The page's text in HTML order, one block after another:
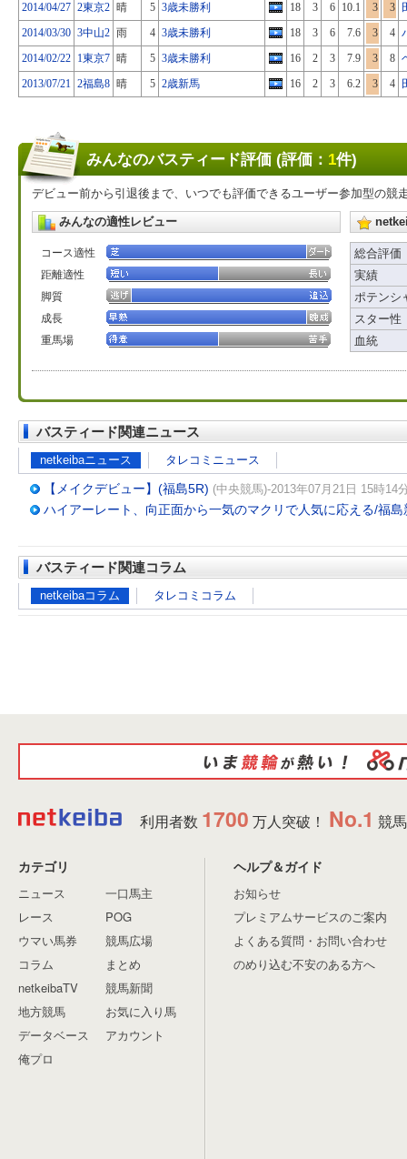
2014/04/27 2東京2 晴 5 3歳未勝利 18 3 6 10.1 3 3
2014/03/30 3中山2 雨 4 3歳未勝利 18 3 6 7.6 3 4
2014/02/22 1東京7 晴 5 3歳未勝利 16 2 3 7.9 3 8
2013/07/21 2福島8 晴 5 2歳新馬 16 2 3 6.2 3 4
みんなのバスティード評価 (評価： 1件)
デビュー前から引退後まで、いつでも評価できるユーザー参加型の競
みんなの適性レビュー
コース適性
距離適性
脚質
成長
重馬場
総合評価
実績
ポテンシ
スター性
血統
バスティード関連ニュース
netkeibaニュース タレコミニュース
【メイクデビュー】(福島5R) (中央競馬)-2013年07月21日 15時14
ハイアーレート、向正面から一気のマクリで人気に応える/福島
バスティード関連コラム
netkeibaコラム タレコミコラム
利用者数 1700 万人突破！ No.1 競
カテゴリ
ニュース
レース
ウマい馬券
コラム
netkeibaTV
地方競馬
データベース
俺プロ
一口馬主
POG
競馬広場
まとめ
競馬新聞
お気に入り馬
アカウント
ヘルプ＆ガイド
お知らせ
プレミアムサービスのご案内
よくある質問・お問い合わせ
のめり込む不安のある方へ